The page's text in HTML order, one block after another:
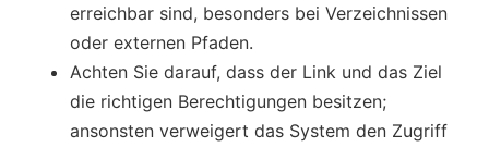
erreichbar sind, besonders bei Verzeichnissen
oder externen Pfaden.
Achten Sie darauf, dass der Link und das Ziel
die richtigen Berechtigungen besitzen;
ansonsten verweigert das System den Zugriff